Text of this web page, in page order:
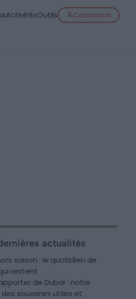
ActivitésOutils Connexion
actualités
saison : le quotidien de
restent
de Dubaï : notre
souvenirs utiles et